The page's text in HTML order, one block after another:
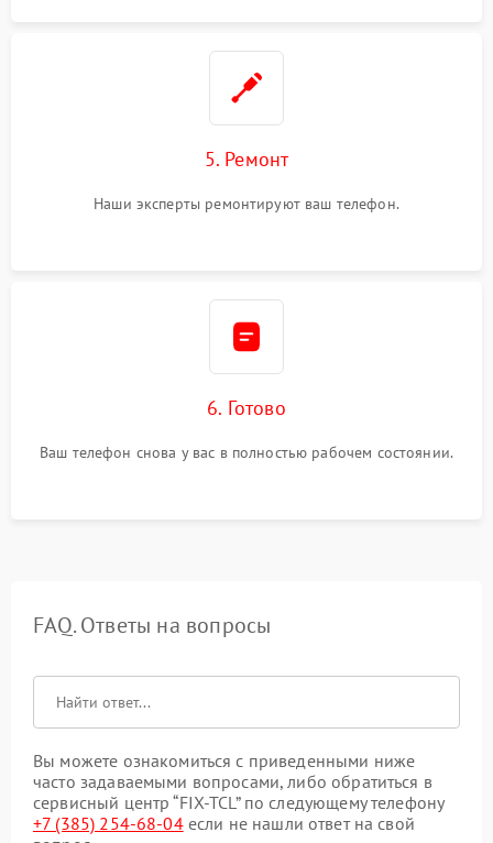
5. Ремонт
Наши эксперты ремонтируют ваш телефон.
6. Готово
Ваш телефон снова у вас в полностью рабочем состоянии.
FAQ. Ответы на вопросы
Вы можете ознакомиться с приведенными ниже
часто задаваемыми вопросами, либо обратиться в
сервисный центр “FIX-TCL” по следующему телефону
+7 (385) 254-68-04если не нашли ответ на свой